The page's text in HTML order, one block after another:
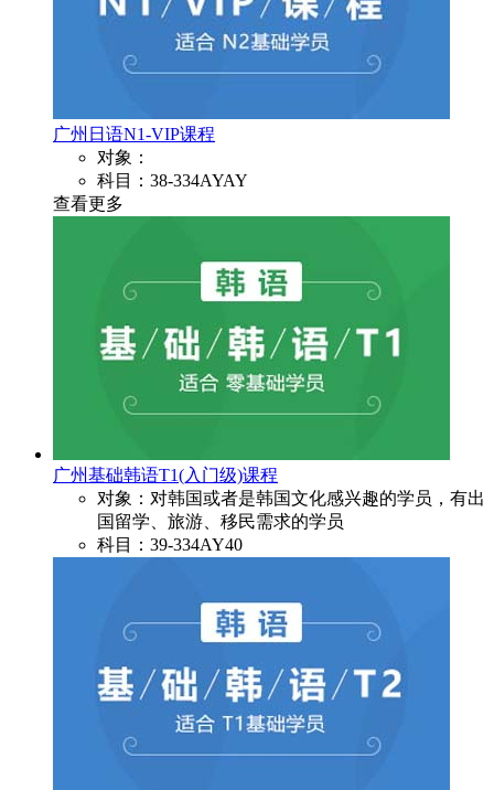
广州日语N1-VIP课程
对象：
科目：38-334AYAY
查看更多
广州基础韩语T1(入门级)课程
对象：对韩国或者是韩国文化感兴趣的学员，有出
国留学、旅游、移民需求的学员
科目：39-334AY40